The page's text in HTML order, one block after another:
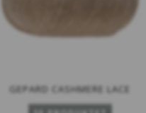
GEPARD CASHMERE LACE